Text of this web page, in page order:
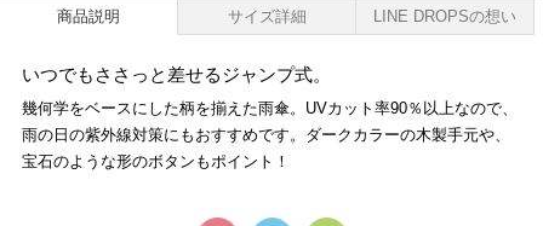
商品説明 サイズ詳細 LINE DROPSの想い
いつでもささっと差せるジャンプ式。
幾何学をベースにした柄を揃えた雨傘。UVカット率90％以上なので、
雨の日の紫外線対策にもおすすめです。ダークカラーの木製手元や、
宝石のような形のボタンもポイント！